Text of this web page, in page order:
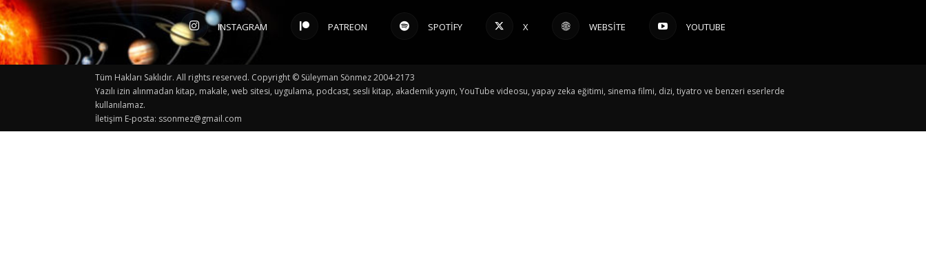
INSTAGRAM PATREON SPOTIFY X WEBSITE YOUTUBE
Tüm Hakları Saklıdır. All rights reserved. Copyright © Süleyman Sönmez 2004-2173
Yazılı izin alınmadan kitap, makale, web sitesi, uygulama, podcast, sesli kitap, akademik yayın, YouTube videosu, yapay zeka eğitimi, sinema filmi, dizi, tiyatro ve benzeri eserlerde
kullanılamaz.
İletişim E-posta: ssonmez@gmail.com